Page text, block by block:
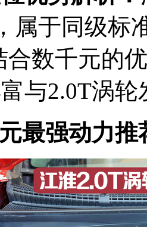
属于同级标
合数千元的
与2.0T涡
最强动力推